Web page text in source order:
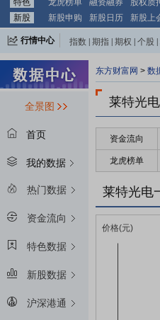
特色 龙虎榜单 融资融券 股权质
新股
新股申购 新股日历 新股上
行情中心 指数 期指 期权 个股
全景图
首页
我的数据
热门数据
资金流向
特色数据
新股数据
沪深港通
东方财富网 > 数
莱特光
资金流向
龙虎榜单
莱特光电